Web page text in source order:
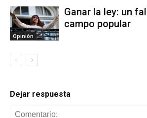
Opinión
Ganar la ley: un
campo popular
Dejar respuesta